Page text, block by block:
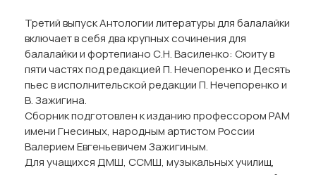
Третий выпуск Антологии литературы для балалайки
включает в себя два крупных сочинения для
балалайки и фортепиано С.Н. Василенко: Сюиту в
пяти частях под редакцией П. Нечепоренко и Десять
пьес в исполнительской редакции П. Нечепоренко и
В. Зажигина.
Сборник подготовлен к изданию профессором РАМ
имени Гнесиных, народным артистом России
Валерием Евгеньевичем Зажигиным.
Для учащихся ДМШ, ССМШ, музыкальных училищ,